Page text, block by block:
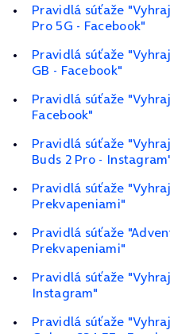
Pravidlá súťaže
Pro 5G - Facebook"
Pravidlá súťaže
GB - Facebook"
Pravidlá súťaže
Facebook"
Pravidlá súťaže
Buds 2 Pro -
Pravidlá súťaže
Prekvapeniami"
Pravidlá súťaže
Prekvapeniami"
Pravidlá súťaže
Instagram"
Pravidlá súťaže